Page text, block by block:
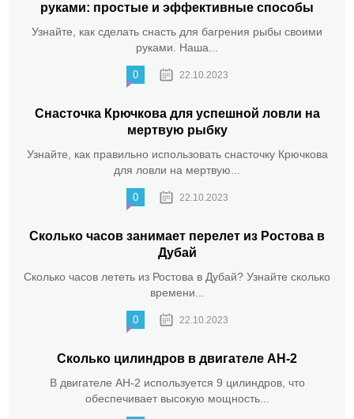
руками: простые и эффективные способы
Узнайте, как сделать снасть для багрения рыбы своими
руками. Наша...
0 22.10.2023
Снасточка Крючкова для успешной ловли на
мертвую рыбку
Узнайте, как правильно использовать снасточку Крючкова
для ловли на мертвую...
0 22.10.2023
Сколько часов занимает перелет из Ростова в
Дубай
Сколько часов лететь из Ростова в Дубай? Узнайте сколько
времени...
0 22.10.2023
Сколько цилиндров в двигателе АН-2
В двигателе АН-2 используется 9 цилиндров, что
обеспечивает высокую мощность...